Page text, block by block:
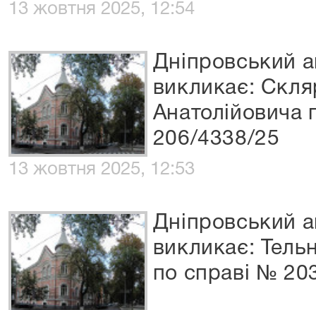
13 жовтня 2025, 12:54
Дніпровський
викликає:
Анатолійовича
206/4338/25
13 жовтня 2025, 12:53
Дніпровський
викликає:
по справі №